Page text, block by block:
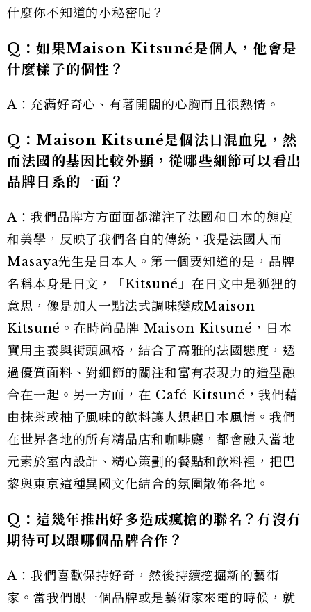
什麼你不知道的小秘密呢？
Q：如果Maison Kitsuné是個人，他會是
什麼樣子的個性？
A：充滿好奇心、有著開闊的心胸而且很熱情。
Q：Maison Kitsuné是個法日混血兒，然
而法國的基因比較外顯，從哪些細節可以看出
品牌日系的一面？
A：我們品牌方方面面都灌注了法國和日本的態度
和美學，反映了我們各自的傳統，我是法國人而
Masaya先生是日本人。第一個要知道的是，品牌
名稱本身是日文，「Kitsuné」在日文中是狐狸的
意思，像是加入一點法式調味變成Maison
Kitsuné。在時尚品牌 Maison Kitsuné，日本
實用主義與街頭風格，結合了高雅的法國態度，透
過優質面料、對細節的關注和富有表現力的造型融
合在一起。另一方面，在 Café Kitsuné，我們藉
由抹茶或柚子風味的飲料讓人想起日本風情。我們
在世界各地的所有精品店和咖啡廳，都會融入當地
元素於室內設計、精心策劃的餐點和飲料裡，把巴
黎與東京這種異國文化結合的氛圍散佈各地。
Q：這幾年推出好多造成瘋搶的聯名？有沒有
期待可以跟哪個品牌合作？
A：我們喜歡保持好奇，然後持續挖掘新的藝術
家。當我們跟一個品牌或是藝術家來電的時候，就